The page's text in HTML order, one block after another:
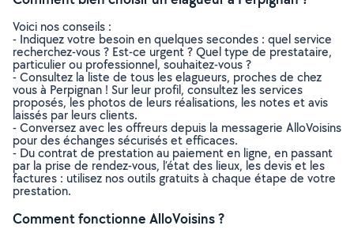
Voici nos conseils :
- Indiquez votre besoin en quelques secondes : quel service
recherchez-vous ? Est-ce urgent ? Quel type de prestataire,
particulier ou professionnel, souhaitez-vous ?
- Consultez la liste de tous les elagueurs, proches de chez
vous à Perpignan ! Sur leur profil, consultez les services
proposés, les photos de leurs réalisations, les notes et avis
laissés par leurs clients.
- Conversez avec les offreurs depuis la messagerie AlloVoisins
pour des échanges sécurisés et efficaces.
- Du contrat de prestation au paiement en ligne, en passant
par la prise de rendez-vous, l’état des lieux, les devis et les
factures : utilisez nos outils gratuits à chaque étape de votre
prestation.
Comment fonctionne AlloVoisins ?